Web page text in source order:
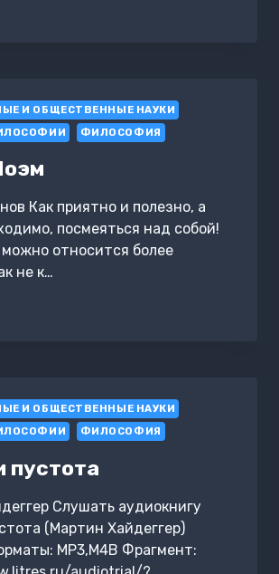
И ОБЩЕСТВЕННЫЕ НАУКИ
ФИЛОСОФИЯ
Как приятно и полезно, а
посмеяться над собой!
относится более
не к…
И ОБЩЕСТВЕННЫЕ НАУКИ
ФИЛОСОФИЯ
пустота
Слушать аудиокнигу
(Мартин Хайдеггер)
MP3,M4B Фрагмент: